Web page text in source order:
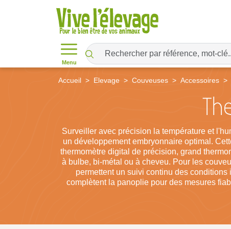
Menu
Accueil Elevage Couveuses Accessoires
Surveiller avec précision la température et
un développement embryonnaire optimal.
thermomètre digital de précision, grand
à bulbe, bi-métal ou à cheveu. Pour les
permettent un suivi continu des
complètent la panoplie pour des mesures
précision, que vous incubiez des œufs de